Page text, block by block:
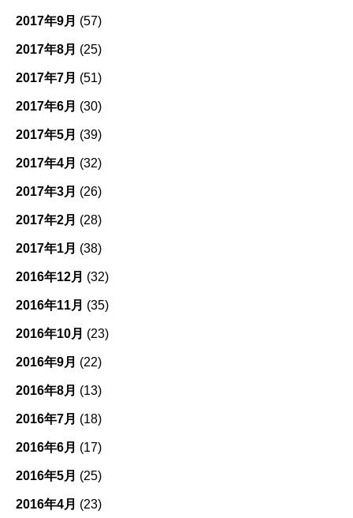
2017年9月 (57)
2017年8月 (25)
2017年7月 (51)
2017年6月 (30)
2017年5月 (39)
2017年4月 (32)
2017年3月 (26)
2017年2月 (28)
2017年1月 (38)
2016年12月 (32)
2016年11月 (35)
2016年10月 (23)
2016年9月 (22)
2016年8月 (13)
2016年7月 (18)
2016年6月 (17)
2016年5月 (25)
2016年4月 (23)